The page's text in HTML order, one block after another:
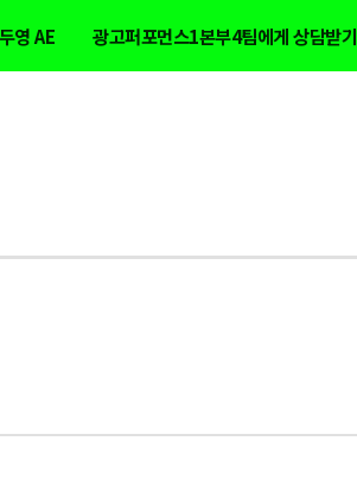
영 AE 광고퍼포먼스1본부4팀에게 상담받기